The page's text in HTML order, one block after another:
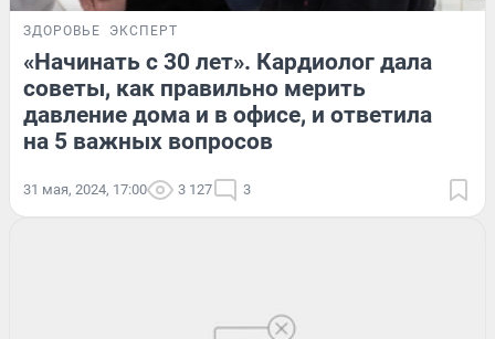
ЗДОРОВЬЕ ЭКСПЕРТ
«Начинать с 30 лет». Кардиолог дала
советы, как правильно мерить
давление дома и в офисе, и ответила
на 5 важных вопросов
31 мая, 2024, 17:00 3 127 3